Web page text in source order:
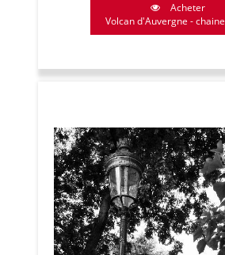
Acheter
Volcan d'Auvergne -